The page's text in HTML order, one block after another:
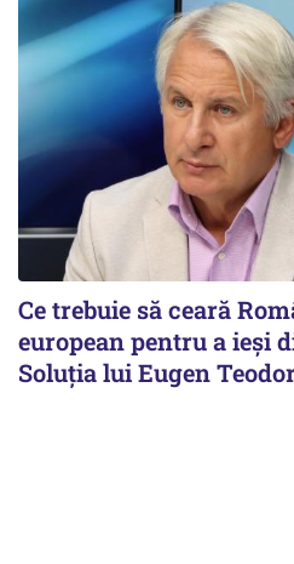
Ce trebuie să ceară
european pentru a ieși
Soluția lui Eugen